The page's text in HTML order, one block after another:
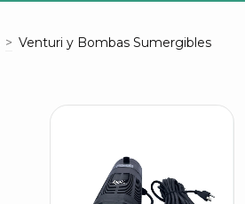
> Venturi y Bombas Sumergibles